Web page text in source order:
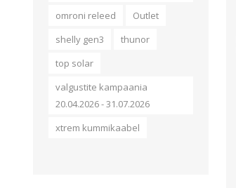
omroni releed
Outlet
shelly gen3
thunor
top solar
valgustite kampaania
20.04.2026 - 31.07.2026
xtrem kummikaabel